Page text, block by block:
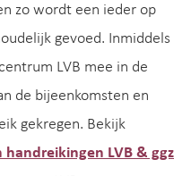
zo wordt een ieder op
gevoed. Inmiddels
LVB mee in de
de bijeenkomsten en
gekregen. Bekijk
LVB & ggz